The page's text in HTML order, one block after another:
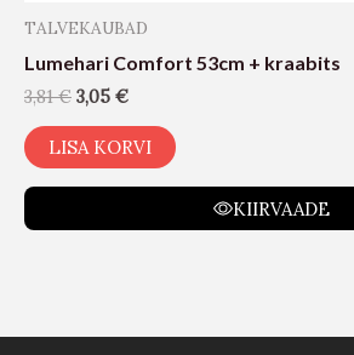
TALVEKAUBAD
Lumehari Comfort 53cm + kraabits
3,81€ 3,05 €
LISA KORVI
KIIRVAADE